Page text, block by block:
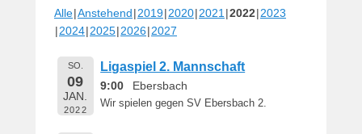
n
Alle Anstehend 2019 2020 2021 2022 2023
2024 2025 2026 2027
SO.
09
JAN.
2022
Ligaspiel 2. Mannschaft
9:00 Ebersbach
Wir spielen gegen SV Ebersbach 2.